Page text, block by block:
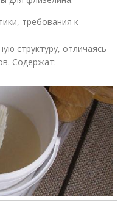
требования к
структуру, отличаясь
Содержат: